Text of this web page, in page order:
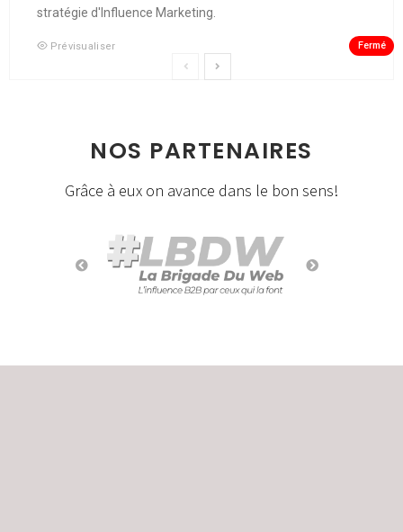
stratégie d'Influence Marketing.
Prévisualiser Fermé
NOS PARTENAIRES
Grâce à eux on avance dans le bon sens!